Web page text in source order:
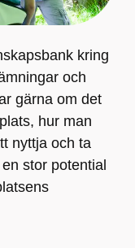
kring
och
gärna om det
hur man
nyttja och ta
stor potential